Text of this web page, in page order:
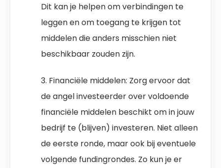
Dit kan je helpen om verbindingen te
leggen en om toegang te krijgen tot
middelen die anders misschien niet
beschikbaar zouden zijn.
3. Financiële middelen: Zorg ervoor dat
de angel investeerder over voldoende
financiële middelen beschikt om in jouw
bedrijf te (blijven) investeren. Niet alleen
de eerste ronde, maar ook bij eventuele
volgende fundingrondes. Zo kun je er